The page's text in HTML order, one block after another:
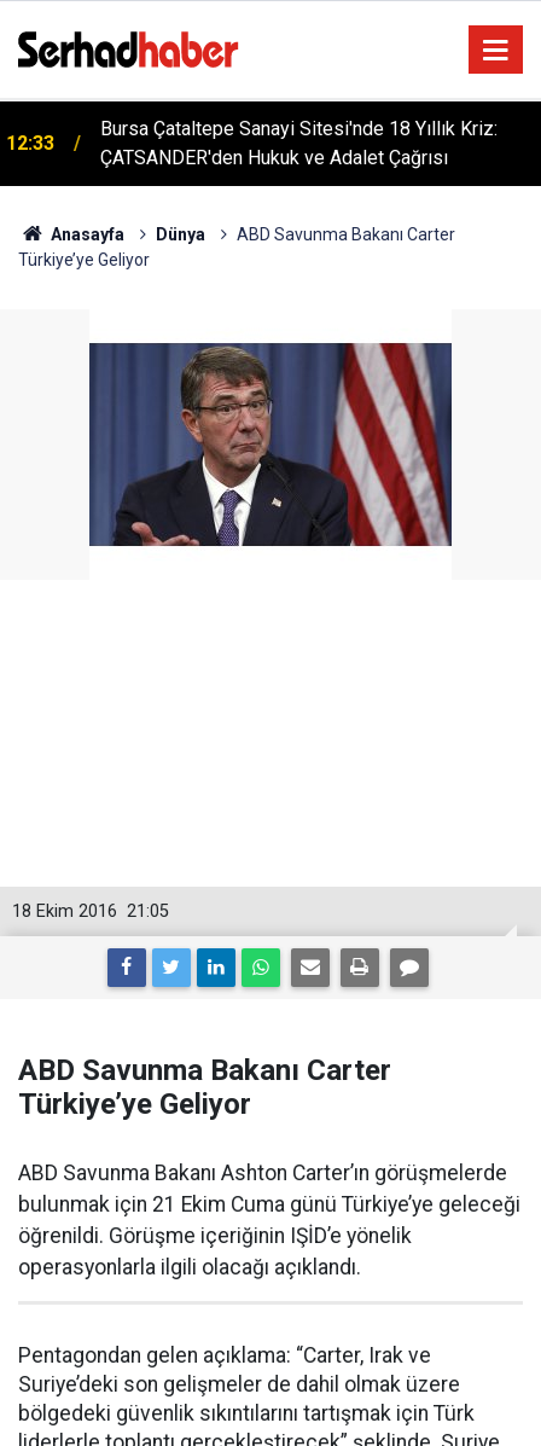
12:33
Bursa Çataltepe Sanayi Sitesi'nde 18 Yıllık Kriz:
ÇATSANDER'den Hukuk ve Adalet Çağrısı
Anasayfa Dünya
ABD Savunma Bakanı Carter
Türkiye’ye Geliyor
21:05
18 Ekim 2016
ABD Savunma Bakanı Carter
Türkiye’ye Geliyor
ABD Savunma Bakanı Ashton Carter’ın görüşmelerde
bulunmak için 21 Ekim Cuma günü Türkiye’ye geleceği
öğrenildi. Görüşme içeriğinin IŞİD’e yönelik
operasyonlarla ilgili olacağı açıklandı.
Pentagondan gelen açıklama: “Carter, Irak ve
Suriye’deki son gelişmeler de dahil olmak üzere
bölgedeki güvenlik sıkıntılarını tartışmak için Türk